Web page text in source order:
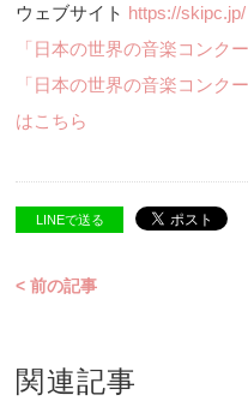
ウェブサイト https://skipc.jp/
「日本の世界の音楽コンク
「日本の世界の音楽コンク
はこちら
LINEで送る
< 前の記事
関連記事